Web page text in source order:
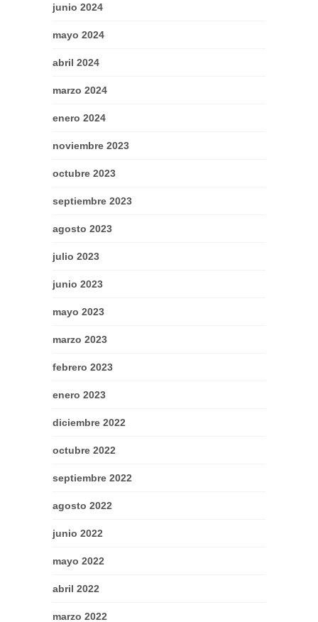
junio 2024
mayo 2024
abril 2024
marzo 2024
enero 2024
noviembre 2023
octubre 2023
septiembre 2023
agosto 2023
julio 2023
junio 2023
mayo 2023
marzo 2023
febrero 2023
enero 2023
diciembre 2022
octubre 2022
septiembre 2022
agosto 2022
junio 2022
mayo 2022
abril 2022
marzo 2022